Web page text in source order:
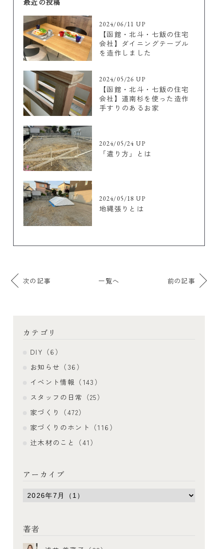
2024/06/11 UP
【函館・北斗・七飯の住宅
会社】ダイニングテーブル
を造作しました
2024/05/26 UP
【函館・北斗・七飯の住宅
会社】道南杉を使った造作
手すりのあるお家
2024/05/24 UP
「遣り方」とは
2024/05/18 UP
地縄張りとは
次の記事 一覧へ 前の記事
カテゴリ
DIY（6）
お知らせ（36）
イベント情報（143）
スタッフの日常（25）
家づくり（472）
家づくりのホント（116）
辻木材のこと（41）
アーカイブ
著者